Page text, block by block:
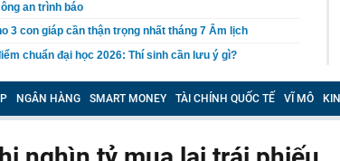
an trình báo
3 con giáp cần thận trọng nhất tháng 7 Âm lịch
chuẩn đại học 2026: Thí sinh cần lưu ý gì?
dịch vụ đóng giày dép ở Hội An: Pháp sư Việt đo chân
phẩm đẹp vượt sức tưởng tượng
miếng sáng ngày 7/8 tại Ancarat, DOJI, Bảo Tín Mạnh
loại doanh nghiệp để thực hiện cơ cấu lại vốn nhà nước
NGÂN HÀNG SMART MONEY TÀI CHÍNH QUỐC TẾ VĨ MÔ